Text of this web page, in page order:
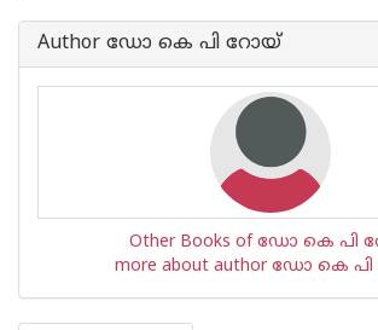
Book
Author ഡോ കെ പി റോയ്
Other Books of ഡോ കെ പി
more about author ഡോ കെ